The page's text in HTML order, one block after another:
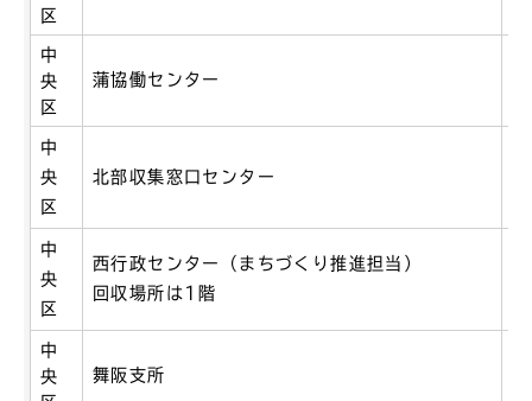
区
中
央
区
蒲協働センター
中
央
区
北部収集窓口センター
中
央
区
西行政センター（まちづくり推進担当）
回収場所は1階
中
央
舞阪支所